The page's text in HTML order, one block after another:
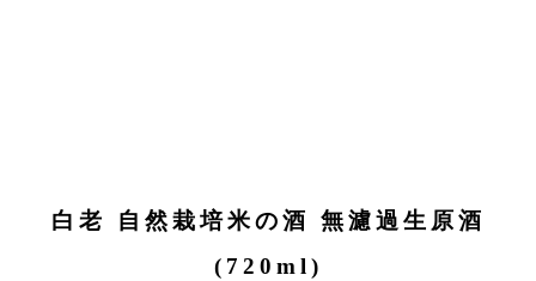
白老 自然栽培米の酒 無濾過生原酒
(720ml)